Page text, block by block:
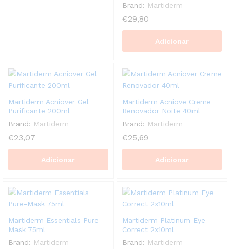
Brand: Martiderm
€29,80
Adicionar
Martiderm Acniover Gel
Purificante 200ml
Brand: Martiderm
€23,07
Adicionar
Martiderm Acniove Creme
Renovador Noite 40ml
Brand: Martiderm
€25,69
Adicionar
Martiderm Essentials Pure-
Mask 75ml
Brand: Martiderm
Martiderm Platinum Eye
Correct 2x10ml
Brand: Martiderm